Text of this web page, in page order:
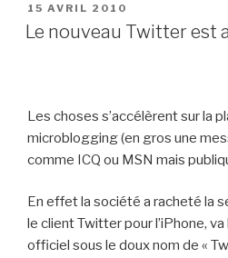
PUBLIÉ
LE
15 AVRIL 2010
Le nouveau Twitter est
Les choses s’accélèrent sur la
microblogging (en gros une
comme ICQ ou MSN mais
En effet la société a racheté la
le client Twitter pour l’iPhone,
officiel sous le doux nom de «